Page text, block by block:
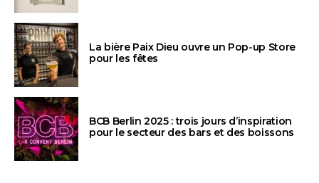
La bière Paix Dieu ouvre un Pop-up Store
pour les fêtes
BCB Berlin 2025 : trois jours d’inspiration
pour le secteur des bars et des boissons